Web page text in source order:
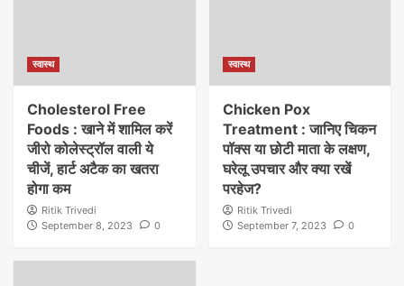
स्वास्थ
Cholesterol Free
Foods : खाने में शामिल करें
जीरो कोलेस्ट्रॉल वाली ये
चीजें, हार्ट अटैक का खतरा
होगा कम
Ritik Trivedi
September 8, 2023
0
स्वास्थ
Chicken Pox
Treatment : जानिए चिकन
पॉक्स या छोटी माता के लक्षण,
घरेलू उपचार और क्या रखें
परहेज?
Ritik Trivedi
September 7, 2023
0